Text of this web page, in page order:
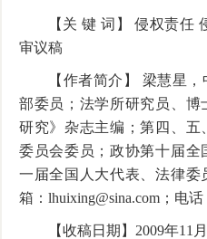
【关 键 词】 侵权责任
审议稿
【作者简介】 梁慧星
部委员；法学所研究员、博
研究》杂志主编；第四、五
委员会委员；政协第十届全
一届全国人大代表、法律委
箱：lhuixing@sina.com；电话
【收稿日期】2009年11